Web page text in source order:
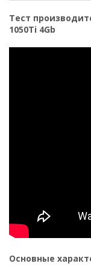
Тест
1050Ti 4Gb
Основные